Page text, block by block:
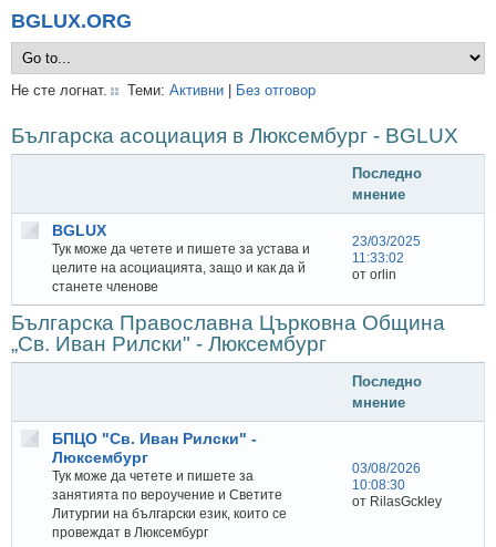
BGLUX.ORG
Не сте логнат. Теми: Активни Без отговор
Българска асоциация в Люксембург - BGLUX
Последно
мнение
BGLUX
Тук може да четете и пишете за устава и
целите на асоциацията, защо и как да й
станете членове
23/03/2025
11:33:02
от orlin
Българска Православна Църковна Община
„Св. Иван Рилски" - Люксембург
Последно
мнение
БПЦО "Св. Иван Рилски" -
Люксембург
Тук може да четете и пишете за
занятията по вероучение и Светите
Литургии на български език, които се
провеждат в Люксембург
03/08/2026
10:08:30
от RilasGckley